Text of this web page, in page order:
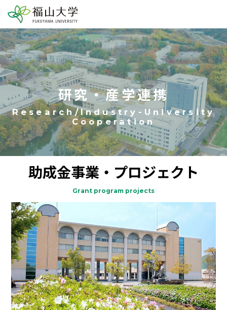
研究・産学連携
助成金事業・プロジェクト
Grant program projects